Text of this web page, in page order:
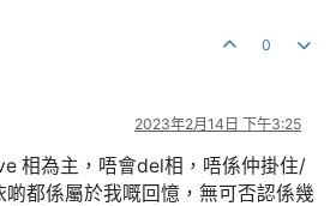
0
2023年2月14日 下午3:25
相為主，唔會del相，唔係仲掛住/
都係屬於我嘅回憶，無可否認係幾